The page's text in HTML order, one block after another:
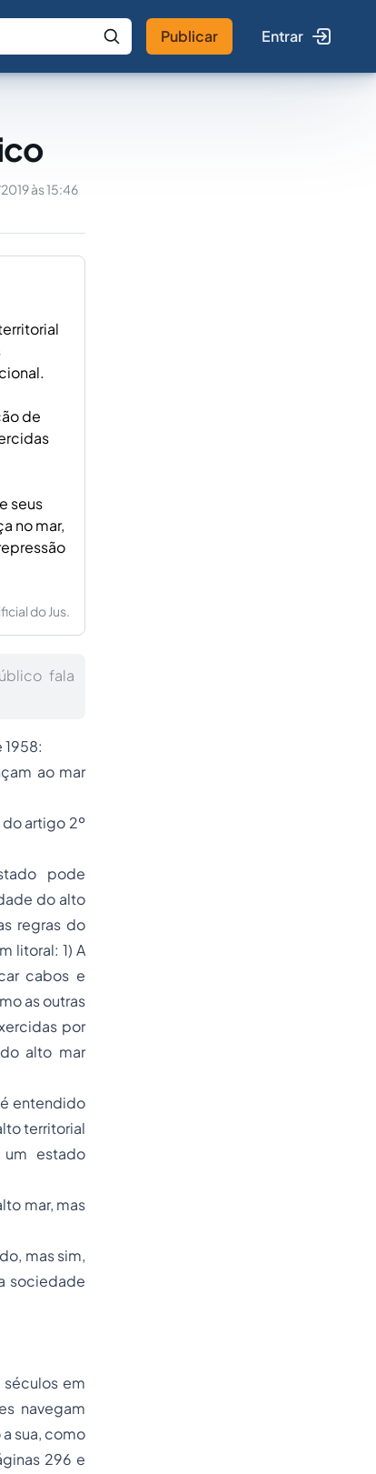
Buscar no Jus
Publicar Entrar
às 15:46
de
seus
no mar,
do Jus.
fala
ao mar
artigo 2º
pode
do alto
regras do
litoral: 1) A
cabos e
as outras
por
alto mar
entendido
territorial
estado
mar, mas
mas sim,
sociedade
em
navegam
sua, como
296 e